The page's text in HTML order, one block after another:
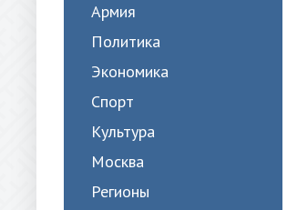
Армия
Политика
Экономика
Спорт
Культура
Москва
Регионы